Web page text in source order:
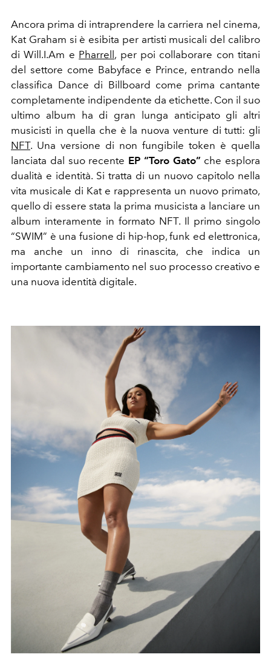
Ancora prima di intraprendere la carriera nel cinema,
Kat Graham si è esibita per artisti musicali del calibro
di Will.I.Am e Pharrell, per poi collaborare con titani
del settore come Babyface e Prince, entrando nella
classifica Dance di Billboard come prima cantante
completamente indipendente da etichette. Con il suo
ultimo album ha di gran lunga anticipato gli altri
musicisti in quella che è la nuova venture di tutti: gli
NFT. Una versione di non fungibile token è quella
lanciata dal suo recente EP “Toro Gato” che esplora
dualità e identità. Si tratta di un nuovo capitolo nella
vita musicale di Kat e rappresenta un nuovo primato,
quello di essere stata la prima musicista a lanciare un
album interamente in formato NFT. Il primo singolo
“SWIM” è una fusione di hip-hop, funk ed elettronica,
ma anche un inno di rinascita, che indica un
importante cambiamento nel suo processo creativo e
una nuova identità digitale.